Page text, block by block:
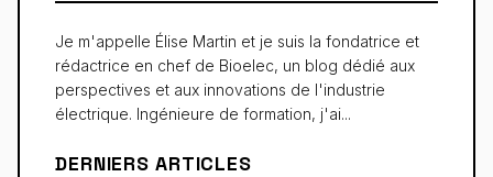
Je m'appelle Élise Martin et je suis la fondatrice et
rédactrice en chef de Bioelec, un blog dédié aux
perspectives et aux innovations de l'industrie
électrique. Ingénieure de formation, j'ai...
DERNIERS ARTICLES